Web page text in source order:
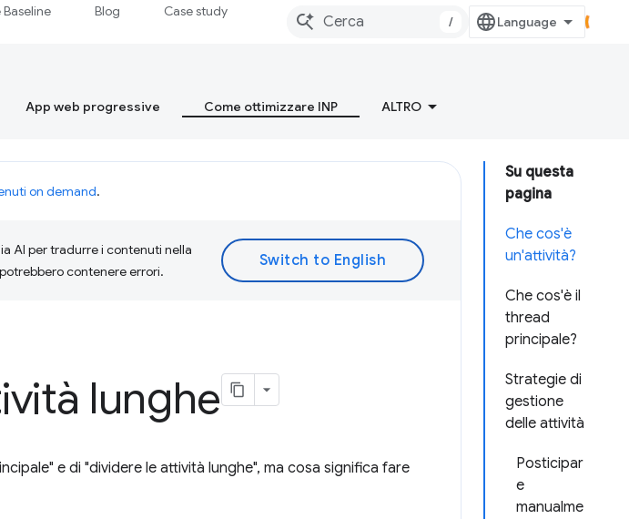
Blog Case study
/
App web progressive Come ottimizzare INP ALTRO
Su questa
pagina
Che cos'è
un'attività?
Che cos'è il
thread
principale?
Strategie di
gestione
delle attività
Posticipar
e
manualme
on demand.
AI per tradurre i contenuti nella
contenere errori.
lunghe
e di "dividere le attività lunghe", ma cosa significa fare